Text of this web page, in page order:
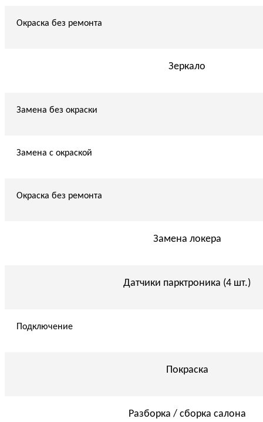
Окраска без ремонта
Зеркало
Замена без окраски
Замена с окраской
Окраска без ремонта
Замена локера
Датчики парктроника (4 шт.)
Подключение
Покраска
Разборка / сборка салона